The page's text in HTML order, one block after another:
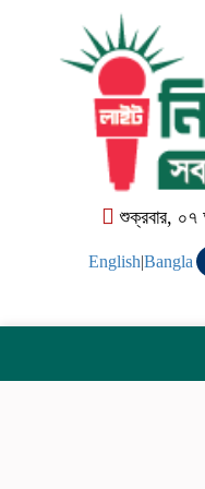
শুক্রবার, ০৭
English|Bangla